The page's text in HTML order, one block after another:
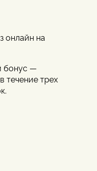
онлайн на
бонус —
течение трех